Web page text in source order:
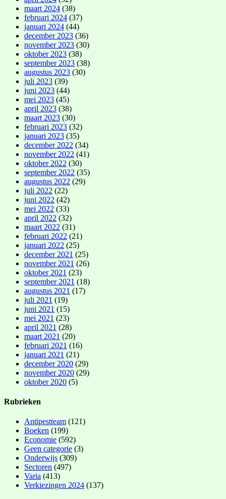
maart 2024 (38)
februari 2024 (37)
januari 2024 (44)
december 2023 (36)
november 2023 (30)
oktober 2023 (38)
september 2023 (38)
augustus 2023 (30)
juli 2023 (39)
juni 2023 (44)
mei 2023 (45)
april 2023 (38)
maart 2023 (30)
februari 2023 (32)
januari 2023 (35)
december 2022 (34)
november 2022 (41)
oktober 2022 (30)
september 2022 (35)
augustus 2022 (29)
juli 2022 (22)
juni 2022 (42)
mei 2022 (33)
april 2022 (32)
maart 2022 (31)
februari 2022 (21)
januari 2022 (25)
december 2021 (25)
november 2021 (26)
oktober 2021 (23)
september 2021 (18)
augustus 2021 (17)
juli 2021 (19)
juni 2021 (15)
mei 2021 (23)
april 2021 (28)
maart 2021 (20)
februari 2021 (16)
januari 2021 (21)
december 2020 (29)
november 2020 (29)
oktober 2020 (5)
Rubrieken
Antipestteam (121)
Boeken (199)
Economie (592)
Geen categorie (3)
Onderwijs (309)
Sectoren (497)
Varia (413)
Verkiezingen 2024 (137)